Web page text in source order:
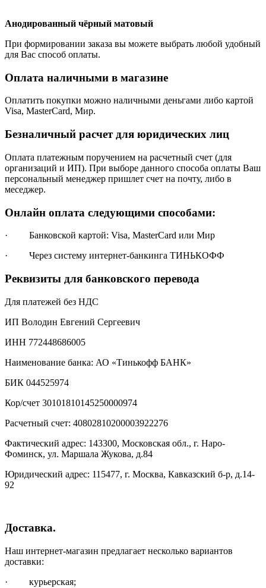
Анодированный чёрный матовый
При формировании заказа вы можете выбрать любой удобный
для Вас способ оплаты.
Оплата наличными в магазине
Оплатить покупки можно наличными деньгами либо картой
Visa, MasterCard, Мир.
Безналичный расчет для юридических лиц
Оплата платежным поручением на расчетный счет (для
организаций и ИП). При выборе данного способа оплаты Ваш
персональный менеджер пришлет счет на почту, либо в
меседжер.
Онлайн оплата следующими способами:
· Банковской картой: Visa, MasterCard или Мир
· Через систему интернет-банкинга ТИНЬКОФФ
Реквизиты для банковского перевода
Для платежей без НДС
ИП Володин Евгений Сергеевич
ИНН 772448686005
Наименование банка: АО «Тинькофф БАНК»
БИК 044525974
Кор/счет 30101810145250000974
Расчетный счет: 40802810200003922276
Фактический адрес: 143300, Московская обл., г. Наро-
Фоминск, ул. Маршала Жукова, д.84
Юридический адрес: 115477, г. Москва, Кавказский б-р, д.14-
92
Доставка.
Наш интернет-магазин предлагает несколько вариантов
доставки:
· курьерская;